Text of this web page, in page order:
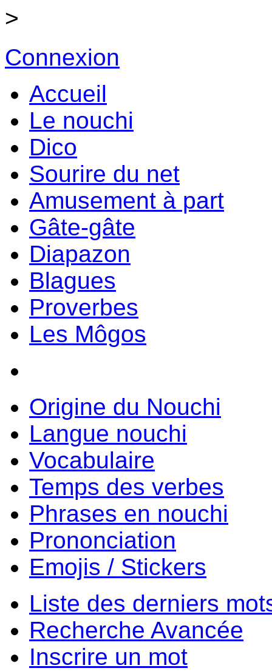
>
Connexion
Accueil
Le nouchi
Dico
Sourire du net
Amusement à part
Gâte-gâte
Diapazon
Blagues
Proverbes
Les Môgos
Origine du Nouchi
Langue nouchi
Vocabulaire
Temps des verbes
Phrases en nouchi
Prononciation
Emojis / Stickers
Liste des derniers
Recherche Avancée
Inscrire un mot